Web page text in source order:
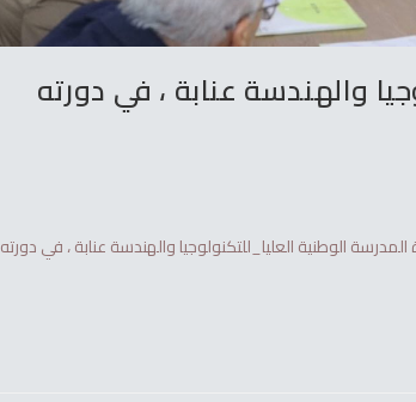
والهندسة عنابة ، في دورته
شول صباح اليوم الأربعاء 11 مارس 2026 مجلس إدارة المدرسة الوطنية العليا_للتكنولوجيا والهندسة عنابة ، في دورته